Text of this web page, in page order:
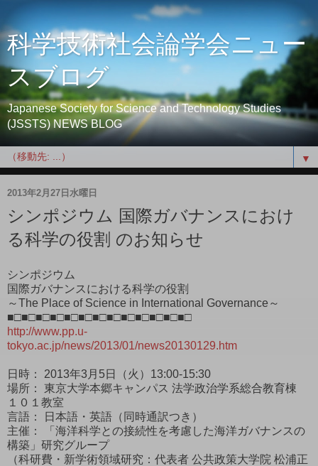
科学技術社会論学会ニュー
スブログ
Japanese Society for Science and Technology Studies
(JSSTS) NEWS BLOG
▼
2013年2月27日水曜日
シンポジウム 国際ガバナンスにおけ
る科学の役割 のお知らせ
シンポジウム
国際ガバナンスにおける科学の役割
～The Place of Science in International Governance～
■□■□■□■□■□■□■□■□■□■□■□■□■□
http://www.pp.u-
tokyo.ac.jp/news/2013/01/news20130129.htm
日時： 2013年3月5日（火）13:00-15:30
場所： 東京大学本郷キャンパス 法学政治学系総合教育棟
１０１教室
言語： 日本語・英語（同時通訳つき）
主催： 「海洋科学との接続性を考慮した海洋ガバナンスの
構築」研究グループ
（科研費・新学術領域研究：代表者 公共政策大学院 松浦正